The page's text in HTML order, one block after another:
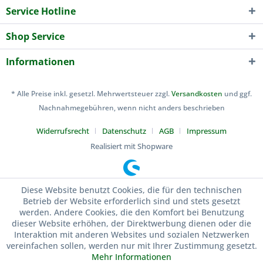
Service Hotline
Shop Service
Informationen
* Alle Preise inkl. gesetzl. Mehrwertsteuer zzgl.Versandkosten und ggf.
Nachnahmegebühren, wenn nicht anders beschrieben
Widerrufsrecht Datenschutz AGB
Impressum
Realisiert mit Shopware
Diese Website benutzt Cookies, die für den technischen
Betrieb der Website erforderlich sind und stets gesetzt
werden. Andere Cookies, die den Komfort bei Benutzung
dieser Website erhöhen, der Direktwerbung dienen oder die
Interaktion mit anderen Websites und sozialen Netzwerken
vereinfachen sollen, werden nur mit Ihrer Zustimmung gesetzt.
Mehr Informationen